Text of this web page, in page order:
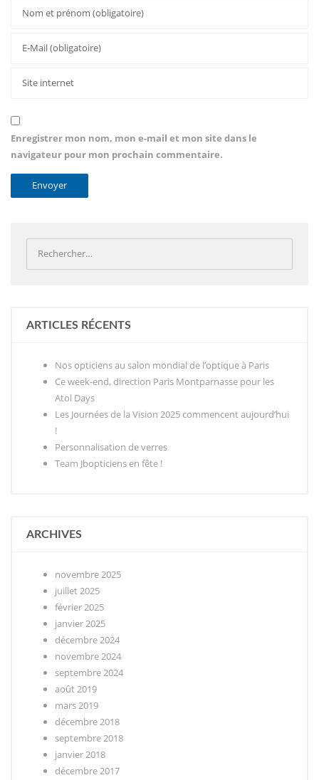
Enregistrer mon nom, mon e-mail et mon site dans le
navigateur pour mon prochain commentaire.
ARTICLES RÉCENTS
Nos opticiens au salon mondial de l’optique à Paris
Ce week-end, direction Paris Montparnasse pour les
Atol Days
Les Journées de la Vision 2025 commencent aujourd’hui
!
Personnalisation de verres
Team Jbopticiens en fête !
ARCHIVES
novembre 2025
juillet 2025
février 2025
janvier 2025
décembre 2024
novembre 2024
septembre 2024
août 2019
mars 2019
décembre 2018
septembre 2018
janvier 2018
décembre 2017